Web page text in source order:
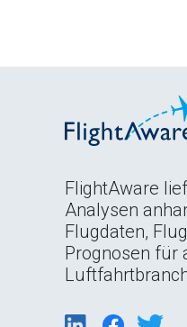
FlightAware
Analysen
Flugdaten,
Prognosen für